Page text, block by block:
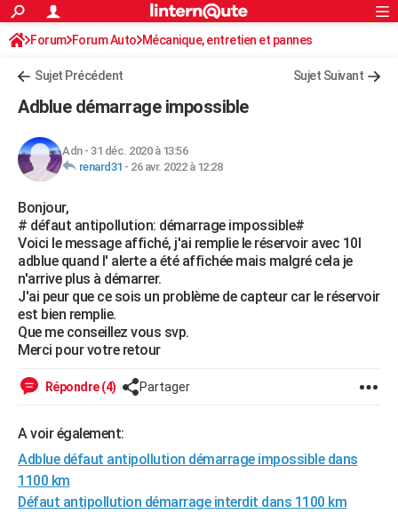
ACTUALITÉS
Politique
Société
Faits Divers
Education
Monde
Villes
+
Retraite
Impôts
Epargne
Immobilier
Risques naturels par ville
Banque
Assurance
Crédit
AUTO
HIGH-TECH
Mobiles
Meilleur smartphone
Internet
Ordinateurs
Jeux vidéo
Guide high-tech
+
BRICOLAGE
Forum
Aménagement intérieur
Extérieur
Cuisine
Salle de bains
Jardinage
Rangement
WEEK-END
Guides de France
Escapades
Patrimoine
Expositions
Musées
Week-end nature
LIFESTYLE
Art de vivre
Bien-être
Loisirs
ModeModes de vie
SANTE
Alimentation
Guide de la santé
Maladies
Médicaments
Sommeil
VOYAGE
GUIDES D'ACHAT
BONS PLANS
Rechercher
S'inscrire
Connexion
Forum Forum Auto Mécanique, entretien et pannes
Sujet Précédent Sujet Suivant
Adblue démarrage impossible
Adn- 31 déc. 2020 à 13:56
renard31 - 26 avr. 2022 à 12:28
Bonjour,
# défaut antipollution: démarrage impossible#
Voici le message affiché, j'ai remplie le réservoir avec 10l
adblue quand l' alerte a été affichée mais malgré cela je
n'arrive plus à démarrer.
J'ai peur que ce sois un problème de capteur car le réservoir
est bien remplie.
Que me conseillez vous svp.
Merci pour votre retour
Répondre (4) Partager
A voir également:
Adblue défaut antipollution démarrage impossible dans
1100 km
Défaut antipollution démarrage interdit dans 1100 km